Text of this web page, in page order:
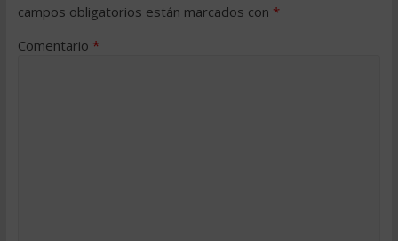
campos obligatorios están marcados con *
Comentario *